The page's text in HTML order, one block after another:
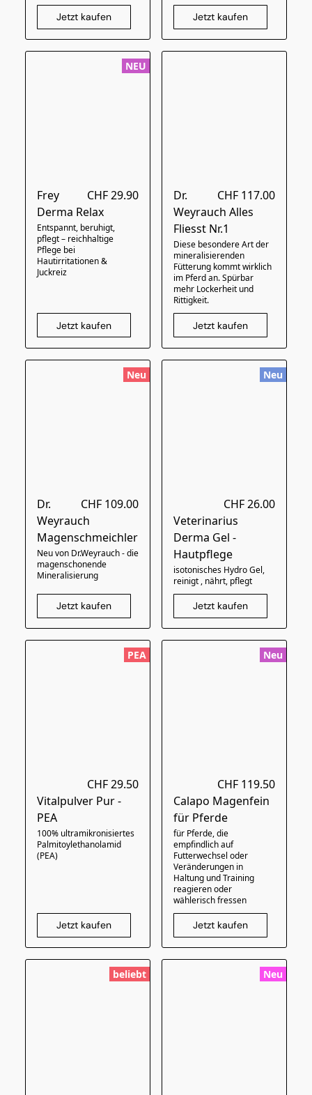
Jetzt kaufen Jetzt kaufen
NEU
CHF 29.90
Frey
Derma Relax
Entspannt, beruhigt,
pflegt – reichhaltige
Pflege bei
Hautirritationen &
Juckreiz
Jetzt kaufen
CHF 117.00
Dr.
Weyrauch Alles
Fliesst Nr.1
Diese besondere Art der
mineralisierenden
Fütterung kommt wirklich
im Pferd an. Spürbar
mehr Lockerheit und
Rittigkeit.
Jetzt kaufen
Neu
CHF 109.00
Dr.
Weyrauch
Magenschmeichler
Neu von Dr.Weyrauch - die
magenschonende
Mineralisierung
Jetzt kaufen
Neu
CHF 26.00
Veterinarius
Derma Gel -
Hautpflege
isotonisches Hydro Gel,
reinigt , nährt, pflegt
Jetzt kaufen
PEA
CHF 29.50
Vitalpulver Pur -
PEA
100% ultramikronisiertes
Palmitoylethanolamid
(PEA)
Jetzt kaufen
Neu
CHF 119.50
Calapo Magenfein
für Pferde
für Pferde, die
empfindlich auf
Futterwechsel oder
Veränderungen in
Haltung und Training
reagieren oder
wählerisch fressen
Jetzt kaufen
beliebt Neu